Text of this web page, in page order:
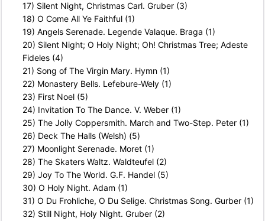
17) Silent Night, Christmas Carl. Gruber (3)
18) O Come All Ye Faithful (1)
19) Angels Serenade. Legende Valaque. Braga (1)
20) Silent Night; O Holy Night; Oh! Christmas Tree; Adeste
Fideles (4)
21) Song of The Virgin Mary. Hymn (1)
22) Monastery Bells. Lefebure-Wely (1)
23) First Noel (5)
24) Invitation To The Dance. V. Weber (1)
25) The Jolly Coppersmith. March and Two-Step. Peter (1)
26) Deck The Halls (Welsh) (5)
27) Moonlight Serenade. Moret (1)
28) The Skaters Waltz. Waldteufel (2)
29) Joy To The World. G.F. Handel (5)
30) O Holy Night. Adam (1)
31) O Du Frohliche, O Du Selige. Christmas Song. Gurber (1)
32) Still Night, Holy Night. Gruber (2)